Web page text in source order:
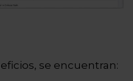
se encuentran: